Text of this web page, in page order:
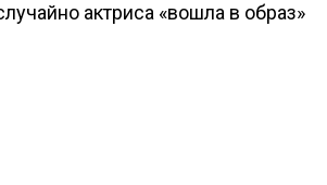
актриса «вошла в образ»